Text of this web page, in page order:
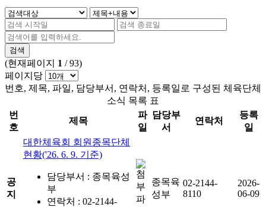
검색
(현재페이지 1 / 93)
페이지당
번호, 제목, 파일, 담당부서, 연락처, 등록일로 구성된 체육단체
소식 목록 표
번
호
제목
파
일
담당부
서
연락처
등록
일
공
지
대한체육회 회원종목단체
현황('26. 6. 9. 기준)
담당부서 : 종목육성
부
연락처 : 02-2144-
종목육
성부
02-2144-
8110
2026-
06-09